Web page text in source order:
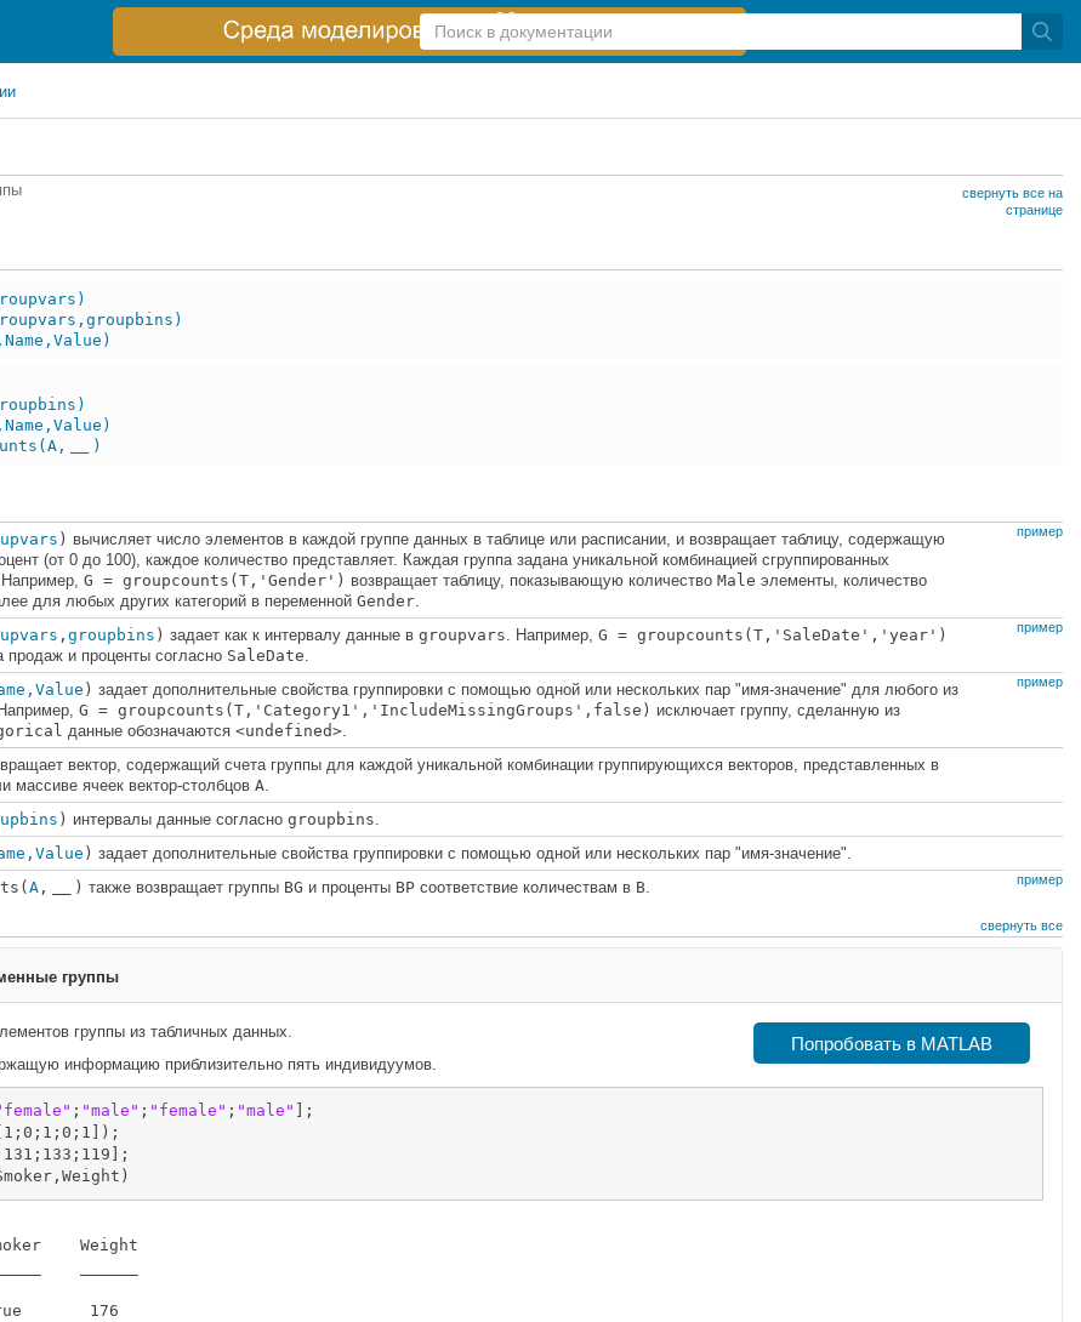
Справка
по
свернуть все на
странице
,Name,Value)
,Name,Value)
)
пример
) вычисляет число элементов в каждой группе данных в таблице или расписании, и возвращает таблицу, содержащую
(от 0 до 100), каждое количество представляет. Каждая группа задана уникальной комбинацией сгруппированных
G = groupcounts(T,'Gender') возвращает таблицу, показывающую количество Male элементы, количество
для любых других категорий в переменной Gender.
пример
, groupbins ) задает как к интервалу данные в groupvars. Например, G = groupcounts(T,'SaleDate','year')
продаж и проценты согласно SaleDate.
пример
) задает дополнительные свойства группировки с помощью одной или нескольких пар "имя-значение" для любого из
G = groupcounts(T,'Category1','IncludeMissingGroups',false) исключает группу, сделанную из
данные обозначаются <undefined>.
вектор, содержащий счета группы для каждой уникальной комбинации группирующихся векторов, представленных в
массиве ячеек вектор-столбцов A.
) интервалы данные согласно groupbins.
) задает дополнительные свойства группировки с помощью одной или нескольких пар "имя-значение".
пример
A , ) также возвращает группы BG и проценты BP соответствие количествам в B.
свернуть все
группы
Попробовать в MATLAB
группы из табличных данных.
информацию приблизительно пять индивидуумов.
; "male" ; "female" ; "male"
];
Weight
176